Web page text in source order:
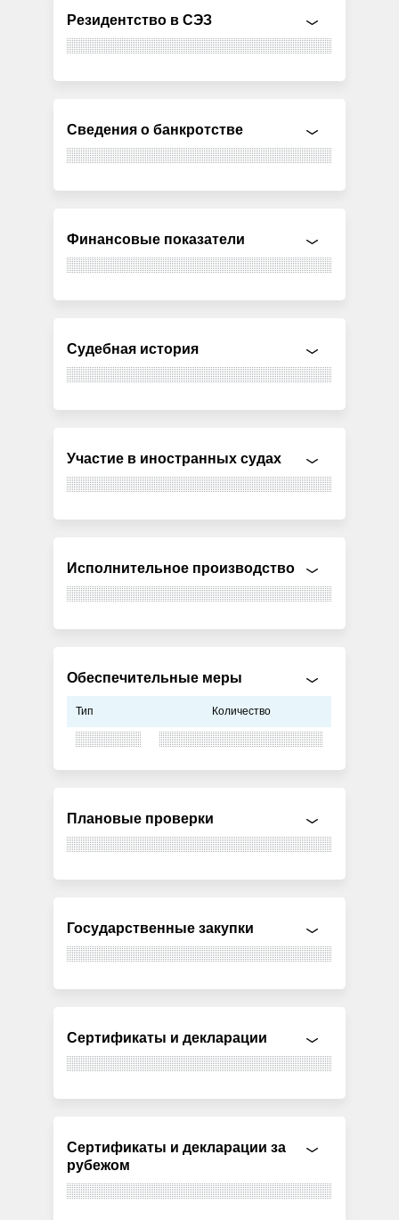
Резидентство в СЭЗ
Сведения о банкротстве
Финансовые показатели
Судебная история
Участие в иностранных судах
Исполнительное производство
Обеспечительные меры
Тип Количество
Плановые проверки
Государственные закупки
Сертификаты и декларации
Сертификаты и декларации за
рубежом